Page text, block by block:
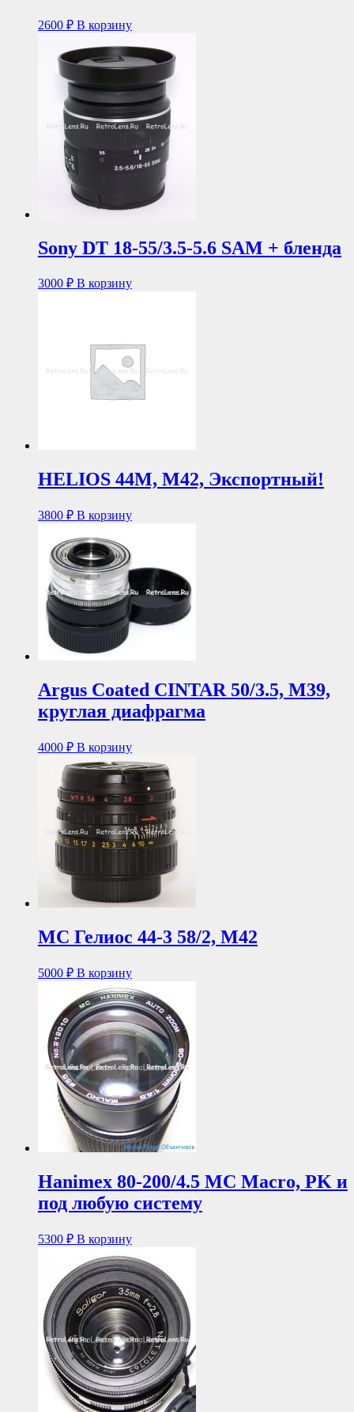
2600 ₽ В корзину
Sony DT 18-55/3.5-5.6 SAM + бленда
3000 ₽ В корзину
HELIOS 44М, М42, Экспортный!
3800 ₽ В корзину
Argus Coated CINTAR 50/3.5, М39,
круглая диафрагма
4000 ₽ В корзину
МС Гелиос 44-3 58/2, М42
5000 ₽ В корзину
Hanimex 80-200/4.5 MC Macro, PK и
под любую систему
5300 ₽ В корзину